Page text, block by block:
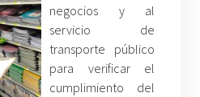
negocios y al
servicio de
transporte público
para verificar el
cumplimiento del